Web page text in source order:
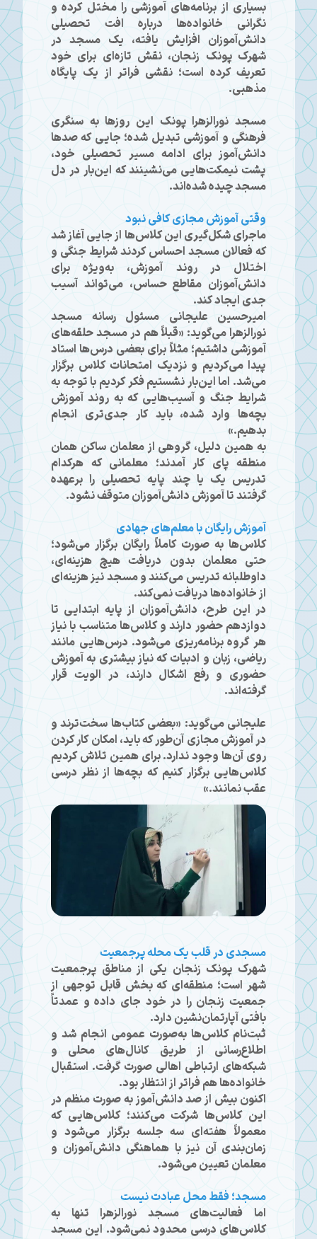
بسیاری از برنامه‌های آموزشی را مختل کرده و
نگرانی خانواده‌ها درباره افت تحصیلی
دانش‌آموزان افزایش یافته، یک مسجد در
شهرک پونک زنجان، نقش تازه‌ای برای خود
تعریف کرده است؛ نقشی فراتر از یک پایگاه
مذهبی.
مسجد نورالزهرا پونک این روزها به سنگری
فرهنگی و آموزشی تبدیل شده؛ جایی که صدها
دانش‌آموز برای ادامه مسیر تحصیلی خود،
پشت نیمکت‌هایی می‌نشینند که این‌بار در دل
مسجد چیده شده‌اند.
وقتی آموزش مجازی کافی نبود
ماجرای شکل‌گیری این کلاس‌ها از جایی آغاز شد
که فعالان مسجد احساس کردند شرایط جنگی و
اختلال در روند آموزش، به‌ویژه برای
دانش‌آموزان مقاطع حساس، می‌تواند آسیب
جدی ایجاد کند.
امیرحسین علیجانی مسئول رسانه مسجد
نورالزهرا می‌گوید: «قبلاً هم در مسجد حلقه‌های
آموزشی داشتیم؛ مثلاً برای بعضی درس‌ها استاد
پیدا می‌کردیم و نزدیک امتحانات کلاس برگزار
می‌شد. اما این‌بار نشستیم فکر کردیم با توجه به
شرایط جنگ و آسیب‌هایی که به روند آموزش
بچه‌ها وارد شده، باید کار جدی‌تری انجام
بدهیم.»
به همین دلیل، گروهی از معلمان ساکن همان
منطقه پای کار آمدند؛ معلمانی که هرکدام
تدریس یک یا چند پایه تحصیلی را برعهده
گرفتند تا آموزش دانش‌آموزان متوقف نشود.
آموزش رایگان با معلم‌های جهادی
کلاس‌ها به‌ صورت کاملاً رایگان برگزار می‌شود؛
حتی معلمان بدون دریافت هیچ هزینه‌ای،
داوطلبانه تدریس می‌کنند و مسجد نیز هزینه‌ای
از خانواده‌ها دریافت نمی‌کند.
در این طرح، دانش‌آموزان از پایه ابتدایی تا
دوازدهم حضور دارند و کلاس‌ها متناسب با نیاز
هر گروه برنامه‌ریزی می‌شود. درس‌هایی مانند
ریاضی، زبان و ادبیات که نیاز بیشتری به آموزش
حضوری و رفع اشکال دارند، در الویت قرار
گرفته‌اند.
علیجانی می‌گوید: «بعضی کتاب‌ها سخت‌ترند و
در آموزش مجازی آن‌طور که باید، امکان کار کردن
روی آن‌ها وجود ندارد. برای همین تلاش کردیم
کلاس‌هایی برگزار کنیم که بچه‌ها از نظر درسی
عقب نمانند.»
مسجدی در قلب یک محله پرجمعیت
شهرک پونک زنجان یکی از مناطق پرجمعیت
شهر است؛ منطقه‌ای که بخش قابل توجهی از
جمعیت زنجان را در خود جای داده و عمدتاً
بافتی آپارتمان‌نشین دارد.
ثبت‌نام کلاس‌ها به‌صورت عمومی انجام شد و
اطلاع‌رسانی از طریق کانال‌های محلی و
شبکه‌های ارتباطی اهالی صورت گرفت. استقبال
خانواده‌ها هم فراتر از انتظار بود.
اکنون بیش از صد دانش‌آموز به‌ صورت منظم در
این کلاس‌ها شرکت می‌کنند؛ کلاس‌هایی که
معمولاً هفته‌ای سه جلسه برگزار می‌شود و
زمان‌بندی آن نیز با هماهنگی دانش‌آموزان و
معلمان تعیین می‌شود.
مسجد؛ فقط محل عبادت نیست
اما فعالیت‌های مسجد نورالزهرا تنها به
کلاس‌های درسی محدود نمی‌شود. این مسجد